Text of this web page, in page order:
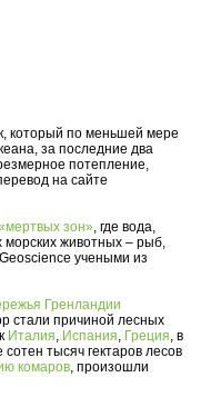
который по меньшей мере
за последние два
потепление,
на сайте
зон», где вода,
морских животных – рыб,
учеными из
Гренландии
стали причиной лесных
Италия, Испания, Греция, в
тысяч гектаров лесов
комаров, произошли